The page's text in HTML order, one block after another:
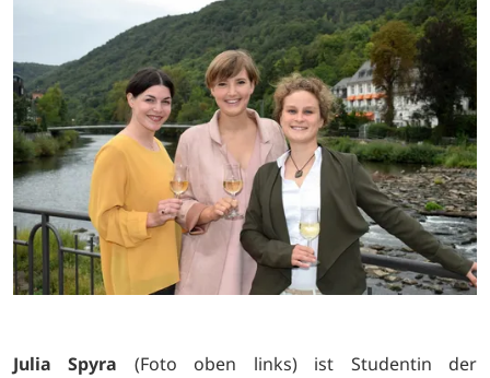
Julia Spyra (Foto oben links) ist Studentin der